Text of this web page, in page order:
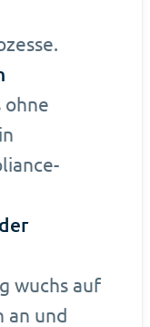
wuchs auf
an und